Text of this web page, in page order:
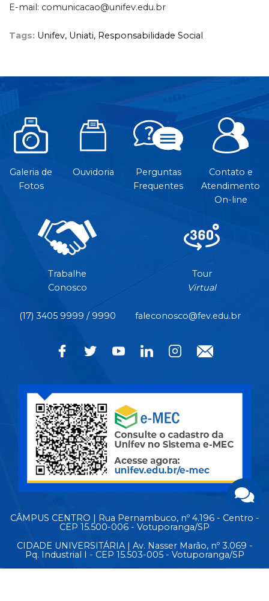
E-mail: comunicacao@unifev.edu.br
Tags: Unifev, Uniati, Responsabilidade Social
Galeria de
Fotos
Ouvidoria
Perguntas
Frequentes
Contato e
Atendimento
On-line
Trabalhe
Conosco
Tour
Virtual
(17) 3405 9999 / 9990 faleconosco@fev.edu.br
CÂMPUS CENTRO | Rua Pernambuco, nº 4.196 - Centro -
CEP 15.500-006 - Votuporanga/SP
CIDADE UNIVERSITÁRIA | Av. Nasser Marão, nº 3.069 -
Pq. Industrial I - CEP 15.503-005 - Votuporanga/SP